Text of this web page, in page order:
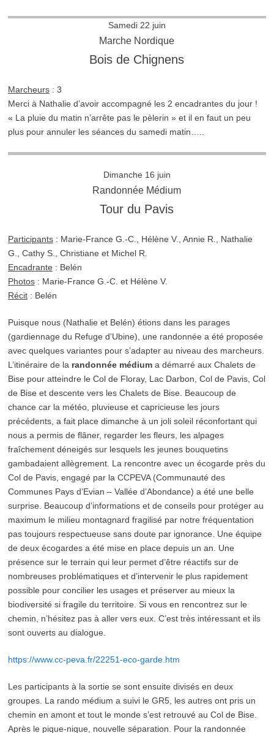
Samedi 22 juin
Marche Nordique
Bois de Chignens
Marcheurs: 3
Merci à Nathalie d’avoir accompagné les 2 encadrantes du jour !
« La pluie du matin n’arrête pas le pèlerin » et il en faut un peu
plus pour annuler les séances du samedi matin…..
Dimanche 16 juin
Randonnée Médium
Tour du Pavis
Participants: Marie-France G.-C., Hélène V., Annie R., Nathalie
G., Cathy S., Christiane et Michel R.
Encadrante : Belén
Photos: Marie-France G.-C. et Hélène V.
Récit: Belén
Puisque nous (Nathalie et Belén) étions dans les parages
(gardiennage du Refuge d’Ubine), une randonnée a été proposée
avec quelques variantes pour s’adapter au niveau des marcheurs.
L’itinéraire de la randonnée médiuma démarré aux Chalets de
Bise pour atteindre le Col de Floray, Lac Darbon, Col de Pavis, Col
de Bise et descente vers les Chalets de Bise. Beaucoup de
chance car la météo, pluvieuse et capricieuse les jours
précédents, a fait place dimanche à un joli soleil réconfortant qui
nous a permis de flâner, regarder les fleurs, les alpages
fraîchement déneigés sur lesquels les jeunes bouquetins
gambadaient allègrement. La rencontre avec un écogarde près du
Col de Pavis, engagé par la CCPEVA (Communauté des
Communes Pays d’Evian – Vallée d’Abondance) a été une belle
surprise. Beaucoup d’informations et de conseils pour protéger au
maximum le milieu montagnard fragilisé par notre fréquentation
pas toujours respectueuse sans doute par ignorance. Une équipe
de deux écogardes a été mise en place depuis un an. Une
présence sur le terrain qui leur permet d’être réactifs sur de
nombreuses problématiques et d’intervenir le plus rapidement
possible pour concilier les usages et préserver au mieux la
biodiversité si fragile du territoire. Si vous en rencontrez sur le
chemin, n’hésitez pas à aller vers eux. C’est très intéressant et ils
sont ouverts au dialogue.
https://www.cc-peva.fr/22251-eco-garde.htm
Les participants à la sortie se sont ensuite divisés en deux
groupes. La rando médium a suivi le GR5, les autres ont pris un
chemin en amont et tout le monde s’est retrouvé au Col de Bise.
Après le pique-nique, nouvelle séparation. Pour la randonnée